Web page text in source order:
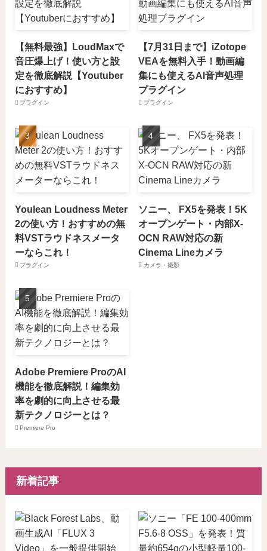
【無料最強】LoudMaxで
音圧爆上げ！使い方と設
定を徹底解説【Youtuber
におすすめ】
プラグイン
【7月31日まで】iZotope
VEAを無料入手！動画編
集にも使えるAI音声処理
プラグイン
プラグイン
Youlean Loudness Meter
2の使い方！おすすめの無
料VSTラウドネスメータ
ーならこれ！
プラグイン
ソニー、 FX5を発表！5K
オープンゲート・内部X-
OCN RAW対応の新
Cinema Lineカメラ
カメラ・撮影
Adobe Premiere ProのAI
機能を徹底解説！編集効
率を劇的に向上させる最
新テクノロジーとは？
Premiere Pro
新着記事